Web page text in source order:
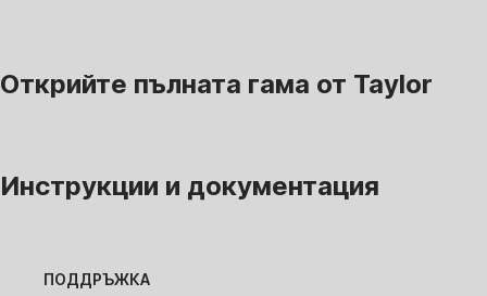
Открийте пълната гама от Taylor
Инструкции и документация
ПОДДРЪЖКА